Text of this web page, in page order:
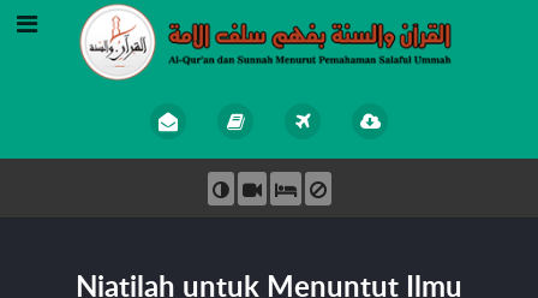
Niatilah untuk Menuntut Ilmu